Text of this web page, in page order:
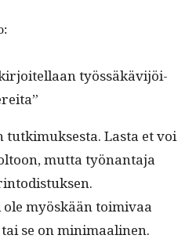
kir­joitel­laan työssäkävi­jöi­
tutkimuk­ses­ta. Las­ta et voi
mut­ta työ­nan­ta­ja
ole myöskään toimi­vaa
se on minimaalinen.